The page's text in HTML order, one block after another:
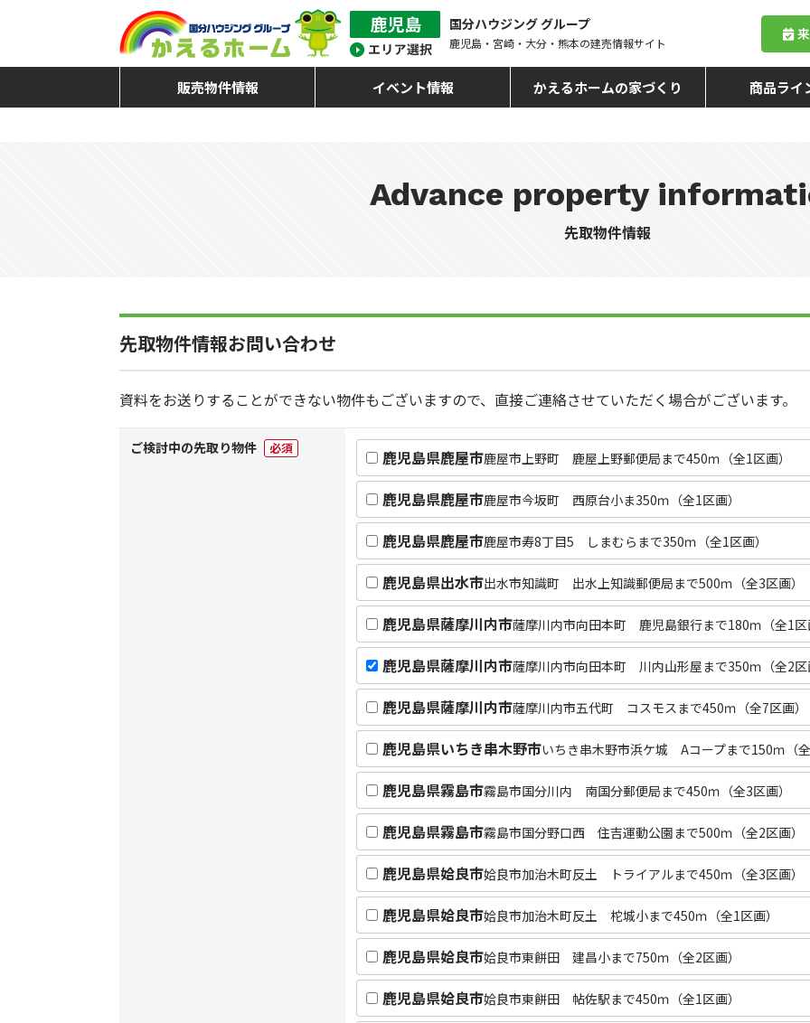
国分ハウジング グループ
鹿児島・宮崎・大分・熊本の建売情報サイト
販売物件情報 イベント情報 かえるホームの家づくり 商品ライ
Advance property
先取物件情報
先取物件情報お問い合わせ
資料をお送りすることができない物件もございますので、直接ご連絡させていただく場合がございます。
ご検討中の先取り物件 必須 鹿児島県鹿屋市鹿屋市上野町 鹿屋上野郵便局まで450ｍ（全1区画）
鹿児島県鹿屋市鹿屋市今坂町 西原台小ま350ｍ（全1区画）
鹿児島県鹿屋市鹿屋市寿8丁目5 しまむらまで350ｍ（全1区画）
鹿児島県出水市出水市知識町 出水上知識郵便局まで500ｍ（全3区画）
鹿児島県薩摩川内市薩摩川内市向田本町 鹿児島銀行まで180ｍ（全1区
鹿児島県薩摩川内市薩摩川内市向田本町 川内山形屋まで350ｍ（全2区
鹿児島県薩摩川内市薩摩川内市五代町 コスモスまで450ｍ（全7区画）
鹿児島県いちき串木野市いちき串木野市浜ケ城 Aコープまで150ｍ（
鹿児島県霧島市霧島市国分川内 南国分郵便局まで450ｍ（全3区画）
鹿児島県霧島市霧島市国分野口西 住吉運動公園まで500ｍ（全2区画）
鹿児島県姶良市姶良市加治木町反土 トライアルまで450ｍ（全3区画）
鹿児島県姶良市姶良市加治木町反土 柁城小まで450ｍ（全1区画）
鹿児島県姶良市姶良市東餅田 建昌小まで750ｍ（全2区画）
鹿児島県姶良市姶良市東餅田 帖佐駅まで450ｍ（全1区画）